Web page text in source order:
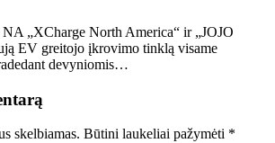
„XCharge North America“ ir „JOJO
EV greitojo įkrovimo tinklą visame
devyniomis…
skelbiamas. Būtini laukeliai pažymėti *